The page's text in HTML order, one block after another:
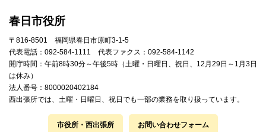
春日市役所
〒816-8501 福岡県春日市原町3-1-5
代表電話：092-584-1111 代表ファクス：092-584-1142
開庁時間：午前8時30分～午後5時（土曜・日曜日、祝日、12月29日～1月3日
は休み）
法人番号：8000020402184
西出張所では、土曜・日曜日、祝日でも一部の業務を取り扱っています。
市役所・西出張所 お問い合わせフォーム